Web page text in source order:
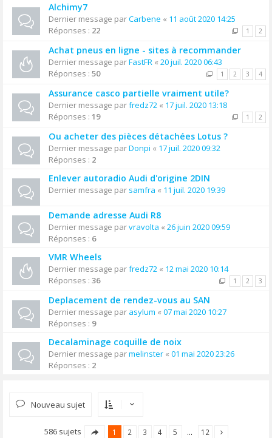
Alchimy7
Dernier message parCarbene « 11 août 2020 14:25
Réponses : 22 1 2
Achat pneus en ligne - sites à recommander
Dernier message parFastFR « 20 juil. 2020 06:43
Réponses : 50 1 2 3 4
Assurance casco partielle vraiment utile?
Dernier message parfredz72 « 17 juil. 2020 13:18
Réponses : 19 1 2
Ou acheter des pièces détachées Lotus ?
Dernier message parDonpi « 17 juil. 2020 09:32
Réponses : 2
Enlever autoradio Audi d'origine 2DIN
Dernier message par samfra « 11 juil. 2020 19:39
Demande adresse Audi R8
Dernier message parvravolta « 26 juin 2020 09:59
Réponses : 6
VMR Wheels
Dernier message parfredz72 « 12 mai 2020 10:14
Réponses : 36 1 2 3
Deplacement de rendez-vous au SAN
Dernier message par asylum « 07 mai 2020 10:27
Réponses : 9
Decalaminage coquille de noix
Dernier message parmelinster « 01 mai 2020 23:26
Réponses : 2
Nouveau sujet
586 sujets 1 2 3 4 5 … 12